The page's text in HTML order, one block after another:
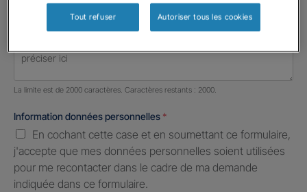
Informations complémentaires (facultatif)
Nombre de caractères restants :2000 caractères restants
La limite est de 2000 caractères. Caractères restants : 2000.
Information données personnelles *
En cochant cette case et en soumettant ce formulaire,
j'accepte que mes données personnelles soient utilisées
pour me recontacter dans le cadre de ma demande
indiquée dans ce formulaire.
Tout refuser Autoriser tous les cookies